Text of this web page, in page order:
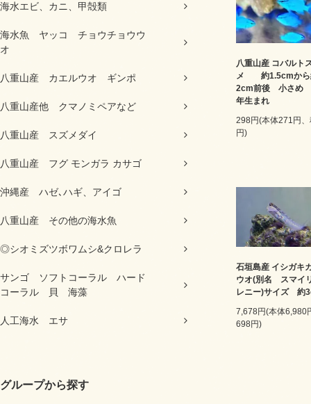
海水エビ、カニ、甲殻類
海水魚 ヤッコ チョウチョウウ
オ
八重山産 カエルウオ ギンポ
八重山産他 クマノミペアなど
八重山産 スズメダイ
八重山産 フグ モンガラ カサゴ
沖縄産 ハゼ､ハギ、アイゴ
八重山産 その他の海水魚
◎シオミズツボワムシ&クロレラ
サンゴ ソフトコーラル ハード
コーラル 貝 海藻
人工海水 エサ
グループから探す
八重山産 コバルト
メ 約1.5cmから
2cm前後 小さめ
年生まれ
298円(本体271円
円)
石垣島産 イシガキ
ウオ(別名 スマイ
レニー)サイズ 約
7,678円(本体6,980
698円)